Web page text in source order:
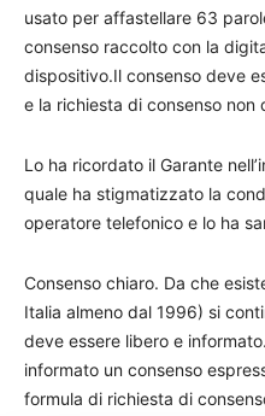
usato per affastellare 63
consenso raccolto con la
dispositivo.Il consenso deve
e la richiesta di consenso
Lo ha ricordato il Garante
quale ha stigmatizzato la
operatore telefonico e lo ha
Consenso chiaro. Da che
Italia almeno dal 1996) si
deve essere libero e
informato un consenso
formula di richiesta di